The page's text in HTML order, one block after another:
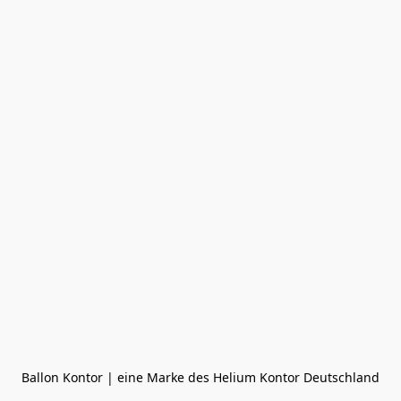
Ballon Kontor | eine Marke des Helium Kontor Deutschland